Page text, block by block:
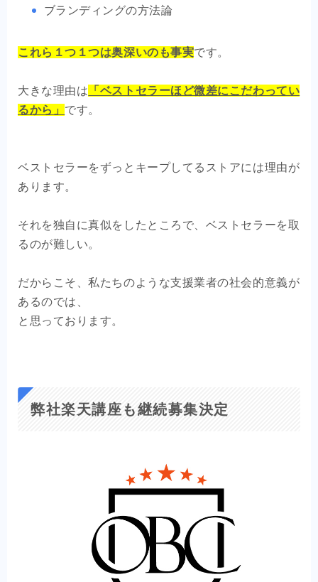
ブランディングの方法論
これら１つ１つは奥深いのも事実です。
大きな理由は 「ベストセラーほど微差にこだわってい
るから」 です。
ベストセラーをずっとキープしてるストアには理由が
あります。
それを独自に真似をしたところで、ベストセラーを取
るのが難しい。
だからこそ、私たちのような支援業者の社会的意義が
あるのでは、
と思っております。
弊社楽天講座も継続募集決定